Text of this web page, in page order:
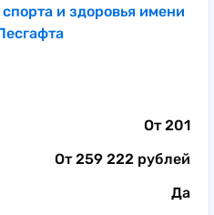
и здоровья имени
От 201
От 259 222 рублей
Да